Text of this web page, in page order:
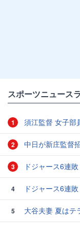
スポーツニュース
1 須江監督 女子部
2 中日が新庄監督
3 ドジャース6連
4 ドジャース6連
5
大谷夫妻 夏はテ